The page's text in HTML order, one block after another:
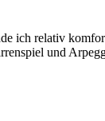
ich relativ
und